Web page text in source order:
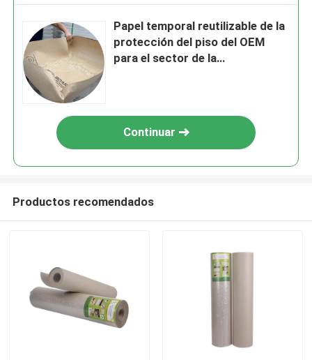
Papel temporal reutilizable de la
protección del piso del OEM
para el sector de la
Continuar
Productos recomendados